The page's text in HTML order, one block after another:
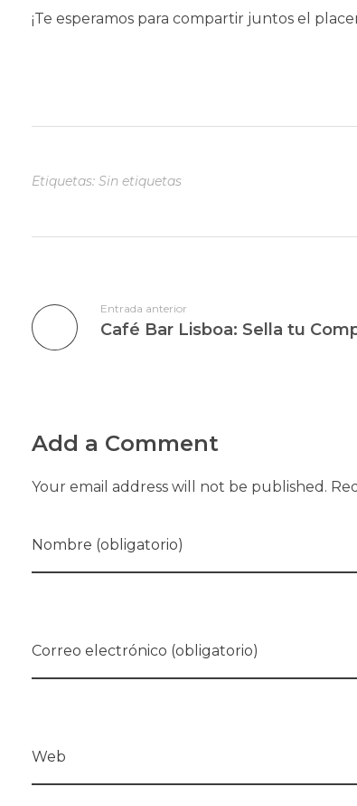
¡Te esperamos para compartir juntos el
Etiquetas: Sin etiquetas
Entrada anterior
Add a Comment
Your email address will not be published.
Nombre (obligatorio)
Correo electrónico (obligatorio)
Web